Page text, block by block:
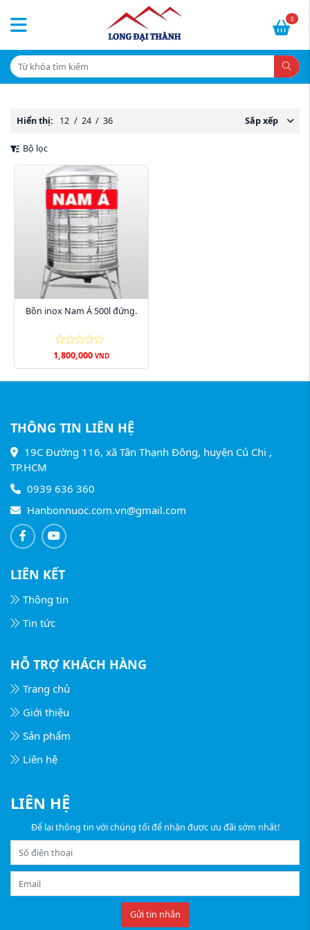
0
Hiển thị: 12 / 24 / 36 Sắp xếp
Bộ lọc
Bồn inox Nam Á 500l đứng.
1,800,000 VND
THÔNG TIN LIÊN HỆ
19C Đường 116, xã Tân Thạnh Đông, huyện Củ Chi ,
TP.HCM
0939 636 360
Hanbonnuoc.com.vn@gmail.com
LIÊN KẾT
Thông tin
Tin tức
HỖ TRỢ KHÁCH HÀNG
Trang chủ
Giới thiệu
Sản phẩm
Liên hệ
LIÊN HỆ
Để lại thông tin với chúng tối để nhận được ưu đãi sớm nhất!
Gửi tin nhắn